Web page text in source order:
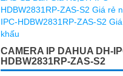
CAMERA IP DAHUA DH-
HDBW2831RP-ZAS-S2